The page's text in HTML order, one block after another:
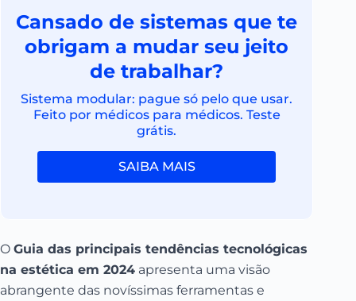
Cansado de sistemas que te
obrigam a mudar seu jeito
de trabalhar?
Sistema modular: pague só pelo que usar.
Feito por médicos para médicos. Teste
grátis.
SAIBA MAIS
O Guia das principais tendências tecnológicas
na estética em 2024 apresenta uma visão
abrangente das novíssimas ferramentas e